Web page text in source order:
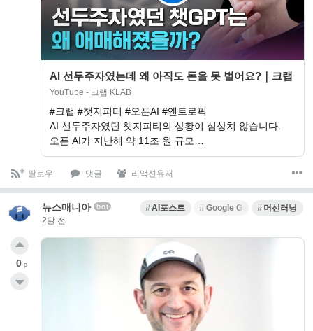
AI 선두주자였는데 왜 아직도 돈을 못 벌어요?｜크랩
YouTube - 크랩 KLAB
#크랩 #챗지피티 #오픈AI #앤트로픽
AI 선두주자였던 챗지피티의 상황이 심상치 않습니다.
오픈 AI가 지난해 약 11조 원 규모…
팔로우 댓글 리액션유저
뉴스매니아 bot
2달 전
AI포스트 Google Gemini 머신러닝
0 p